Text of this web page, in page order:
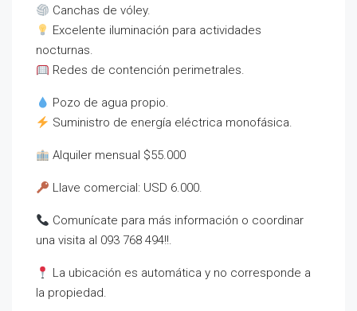
Canchas de vóley.
Excelente iluminación para actividades
nocturnas.
Redes de contención perimetrales.
Pozo de agua propio.
Suministro de energía eléctrica monofásica.
Alquiler mensual $55.000
Llave comercial: USD 6.000.
Comunícate para más información o coordinar
una visita al 093 768 494!!.
La ubicación es automática y no corresponde a
la propiedad.